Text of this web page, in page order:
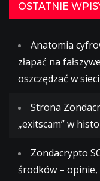
OSTATNIE
Anatomia
złapać na
oszczędzać w sieci
Strona
„exitscam” w
Zondacrypto
środków – opinie,